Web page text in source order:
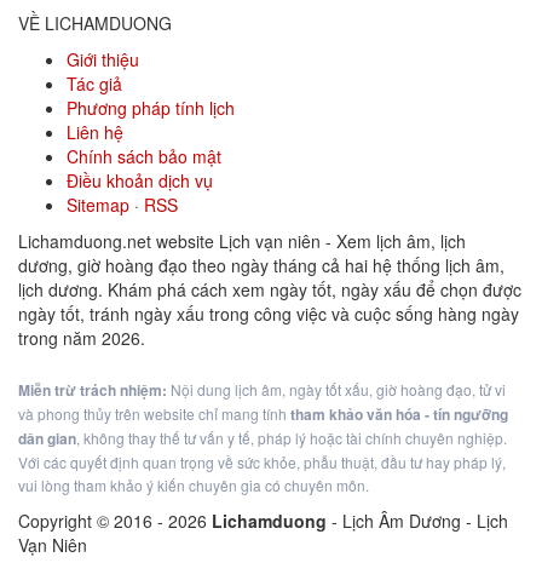
VỀ LICHAMDUONG
Giới thiệu
Tác giả
Phương pháp tính lịch
Liên hệ
Chính sách bảo mật
Điều khoản dịch vụ
Sitemap · RSS
Lichamduong.net website Lịch vạn niên - Xem lịch âm, lịch
dương, giờ hoàng đạo theo ngày tháng cả hai hệ thống lịch âm,
lịch dương. Khám phá cách xem ngày tốt, ngày xấu để chọn được
ngày tốt, tránh ngày xấu trong công việc và cuộc sống hàng ngày
trong năm 2026.
Miễn trừ trách nhiệm: Nội dung lịch âm, ngày tốt xấu, giờ hoàng đạo, tử vi
và phong thủy trên website chỉ mang tính tham khảo văn hóa - tín ngưỡng
dân gian, không thay thế tư vấn y tế, pháp lý hoặc tài chính chuyên nghiệp.
Với các quyết định quan trọng về sức khỏe, phẫu thuật, đầu tư hay pháp lý,
vui lòng tham khảo ý kiến chuyên gia có chuyên môn.
Copyright © 2016 - 2026 Lichamduong - Lịch Âm Dương - Lịch
Vạn Niên